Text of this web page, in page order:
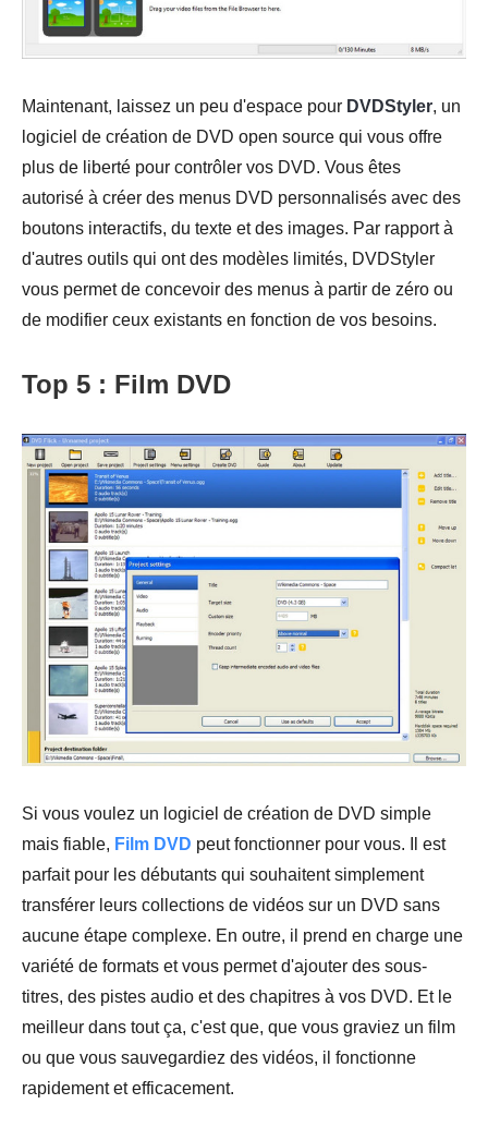
Maintenant, laissez un peu d'espace pour DVDStyler, un
logiciel de création de DVD open source qui vous offre
plus de liberté pour contrôler vos DVD. Vous êtes
autorisé à créer des menus DVD personnalisés avec des
boutons interactifs, du texte et des images. Par rapport à
d'autres outils qui ont des modèles limités, DVDStyler
vous permet de concevoir des menus à partir de zéro ou
de modifier ceux existants en fonction de vos besoins.
Top 5 : Film DVD
Si vous voulez un logiciel de création de DVD simple
mais fiable, Film DVD peut fonctionner pour vous. Il est
parfait pour les débutants qui souhaitent simplement
transférer leurs collections de vidéos sur un DVD sans
aucune étape complexe. En outre, il prend en charge une
variété de formats et vous permet d'ajouter des sous-
titres, des pistes audio et des chapitres à vos DVD. Et le
meilleur dans tout ça, c'est que, que vous graviez un film
ou que vous sauvegardiez des vidéos, il fonctionne
rapidement et efficacement.